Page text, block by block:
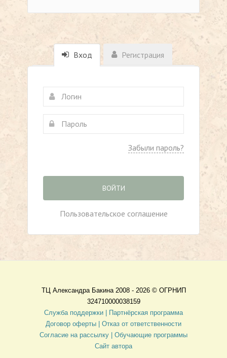
Вход Регистрация
Забыли пароль?
ВОЙТИ
Пользовательское соглашение
ТЦ Александра Бакина 2008 - 2026 © ОГРНИП
324710000038159
Служба поддержки |
Партнёрская программа
Договор оферты
| Отказ от ответственности
Согласие на рассылку | Обучающие программы
Сайт автора